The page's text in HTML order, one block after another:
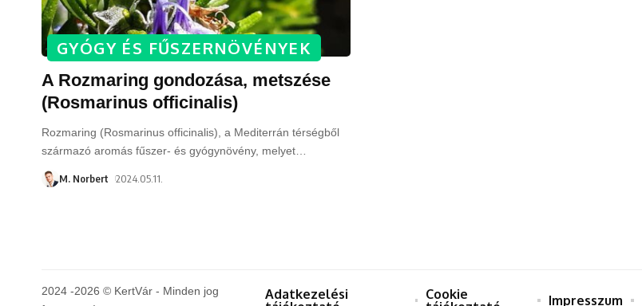
GYÓGY ÉS FŰSZERNÖVÉNYEK
A Rozmaring gondozása, metszése
(Rosmarinus officinalis)
Rozmaring (Rosmarinus officinalis), a Mediterrán térségből
származó aromás fűszer- és gyógynövény, melyet
M. Norbert 2024.05.11.
2024 -2026 © KertVár - Minden jog
Adatkezelési
Cookie
Impresszum